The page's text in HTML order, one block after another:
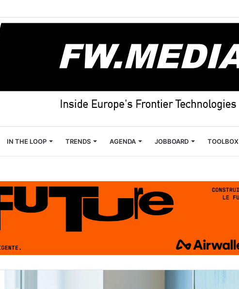
IN THE LOOP TRENDS AGENDA JOBBOARD TOOLBOX